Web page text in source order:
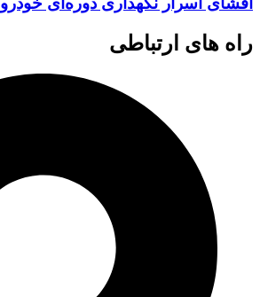
راه های ارتباطی